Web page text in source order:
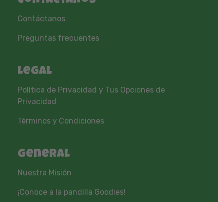
Contáctanos
Preguntas frecuentes
Legal
Política de Privacidad y Tus Opciones de
Privacidad
Términos y Condiciones
General
Nuestra Misión
¡Conoce a la pandilla Goodies!